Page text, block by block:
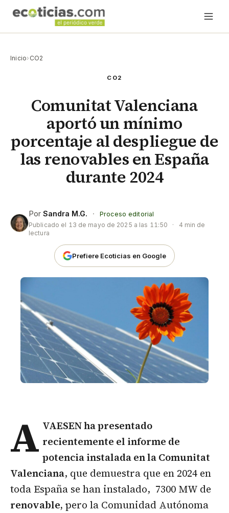
Inicio› CO2
CO2
Comunitat Valenciana
aportó un mínimo
porcentaje al despliegue de
las renovables en España
durante 2024
Por Sandra M.G. ·
Proceso editorial
Publicado el 13 de mayo de 2025 a las 11:50 ·
4 min de
lectura
Prefiere Ecoticias en Google
A VAESEN ha presentado
recientemente el informe de
potencia instalada en la Comunitat
Valenciana, que demuestra que en 2024 en
toda España se han instalado, 7300 MW de
renovable, pero la Comunidad Autónoma